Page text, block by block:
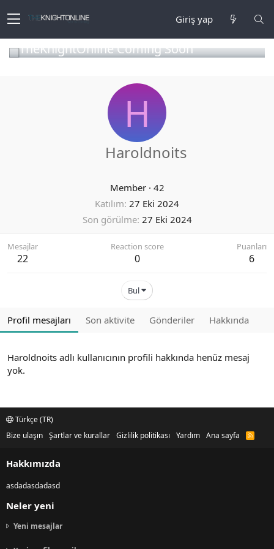
Giriş yap
TheKnightOnline Coming Soon
H
Haroldnoits
Member · 42
Katılım 27 Eki 2024
Son görülme 27 Eki 2024
Mesajlar
22
Reaction score
0
Puanları
6
Bul
Profil mesajları Son aktivite Gönderiler Hakkında
Haroldnoits adlı kullanıcının profili hakkında henüz mesaj
yok.
Türkçe (TR)
Bize ulaşın Şartlar ve kurallar Gizlilik politikası Yardım Ana sayfa
R
Hakkımızda
asdadasdadasd
Neler yeni
Yeni mesajlar